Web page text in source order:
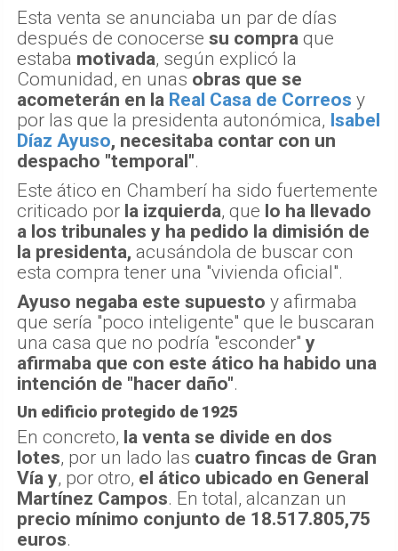
Esta venta se anunciaba un par de días
después de conocerse su compra que
estaba motivada, según explicó la
Comunidad, en unas obras que se
acometerán en la Real Casa de Correos y
por las que la presidenta autonómica, Isabel
Díaz Ayuso, necesitaba contar con un
despacho "temporal".
Este ático en Chamberí ha sido fuertemente
criticado por la izquierda, que lo ha llevado
a los tribunales y ha pedido la dimisión de
la presidenta, acusándola de buscar con
esta compra tener una "vivienda oficial".
Ayuso negaba este supuesto y afirmaba
que sería "poco inteligente" que le buscaran
una casa que no podría "esconder" y
afirmaba que con este ático ha habido una
intención de "hacer daño".
Un edificio protegido de 1925
En concreto, la venta se divide en dos
lotes, por un lado las cuatro fincas de Gran
Vía y, por otro, el ático ubicado en General
Martínez Campos. En total, alcanzan un
precio mínimo conjunto de 18.517.805,75
euros.